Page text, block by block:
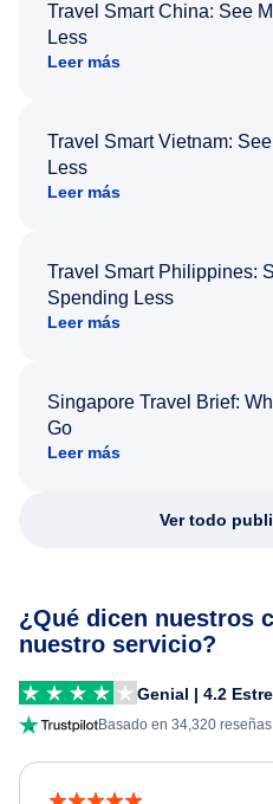
Travel Smart China: See
Less
Leer más
Travel Smart Vietnam:
Less
Leer más
Travel Smart Philippines:
Spending Less
Leer más
Singapore Travel Brief:
Go
Leer más
Ver todo
¿Qué dicen nuestros
nuestro servicio?
Genial | 4.2
Basado en 34,320 reseñas